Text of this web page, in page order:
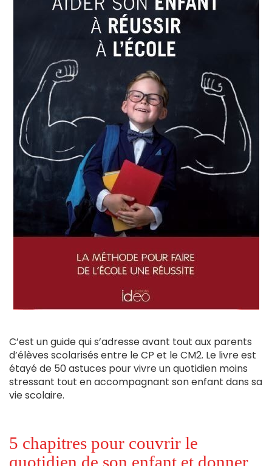
C’est un guide qui s’adresse avant tout aux parents
d’élèves scolarisés entre le CP et le CM2. Le livre est
étayé de 50 astuces pour vivre un quotidien moins
stressant tout en accompagnant son enfant dans sa
vie scolaire.
5 chapitres pour couvrir le
quotidien de son enfant et donner